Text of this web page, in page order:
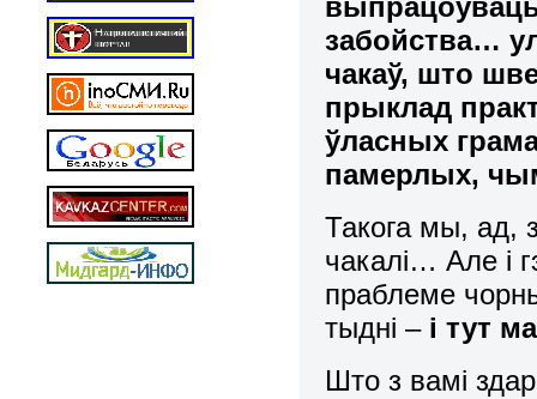
забойства…
чакаў, што
прыклад
ўласных
памерлых,
Такога мы, ад,
чакалі… Але і
праблеме
тыдні – і тут
Што з вамі